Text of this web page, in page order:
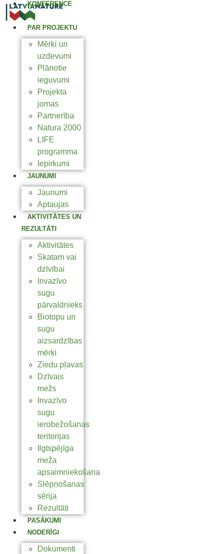
KONFERENCE
2025
PAR PROJEKTU
Mērķi un
uzdevumi
Plānotie
ieguvumi
Projekta
jomas
Partnerība
Natura 2000
LIFE
programma
Iepirkumi
JAUNUMI
Jaunumi
Aptaujas
AKTIVITĀTES UN
REZULTĀTI
Aktivitātes
Skatam vai
dzīvībai
Invazīvo
sugu
pārvaldnieks
Biotopu un
sugu
aizsardzības
mērķi
Ziedu pļavas
Dzīvais
mežs
Invazīvo
sugu
ierobežošanas
teritorijas
Ilgtspējīga
meža
apsaimniekošana
Slēpņošanas
sērija
Rezultāti
PASĀKUMI
NODERĪGI
Dokumenti